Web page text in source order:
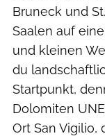
Bruneck und
Saalen auf
und kleinen
du
Startpunkt,
Dolomiten
Ort San